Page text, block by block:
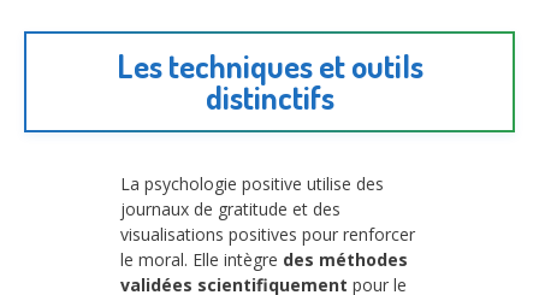
Les techniques et outils
distinctifs
La psychologie positive utilise des
journaux de gratitude et des
visualisations positives pour renforcer
le moral. Elle intègre des méthodes
validées scientifiquement pour le